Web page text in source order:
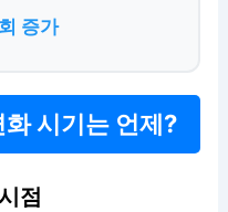
증가
시기는 언제?
점